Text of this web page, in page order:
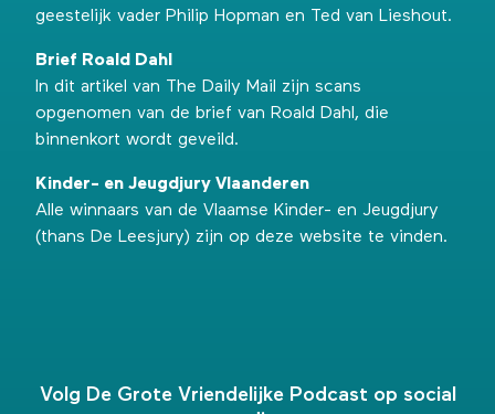
geestelijk vader Philip Hopman en Ted van Lieshout.
Brief Roald Dahl
In dit artikel van The Daily Mail
zijn scans
opgenomen van de brief van Roald Dahl, die
binnenkort wordt geveild.
Kinder- en Jeugdjury Vlaanderen
Alle winnaars van de Vlaamse Kinder- en Jeugdjury
(thans De Leesjury) zijn op deze website te vinden.
Volg De Grote Vriendelijke Podcast op social